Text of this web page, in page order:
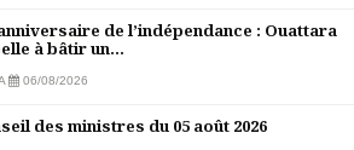
anniversaire de l’indépendance : Ouattara
à bâtir un...
06/08/2026
des ministres du 05 août 2026